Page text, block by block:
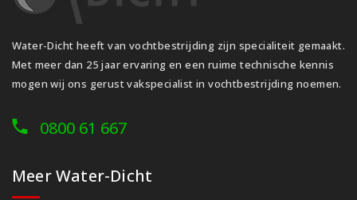
Water-Dicht heeft van vochtbestrijding zijn specialiteit gemaakt.
Met meer dan 25 jaar ervaring en een ruime technische kennis
mogen wij ons gerust vakspecialist in vochtbestrijding noemen.
0800 61 667
Meer Water-Dicht